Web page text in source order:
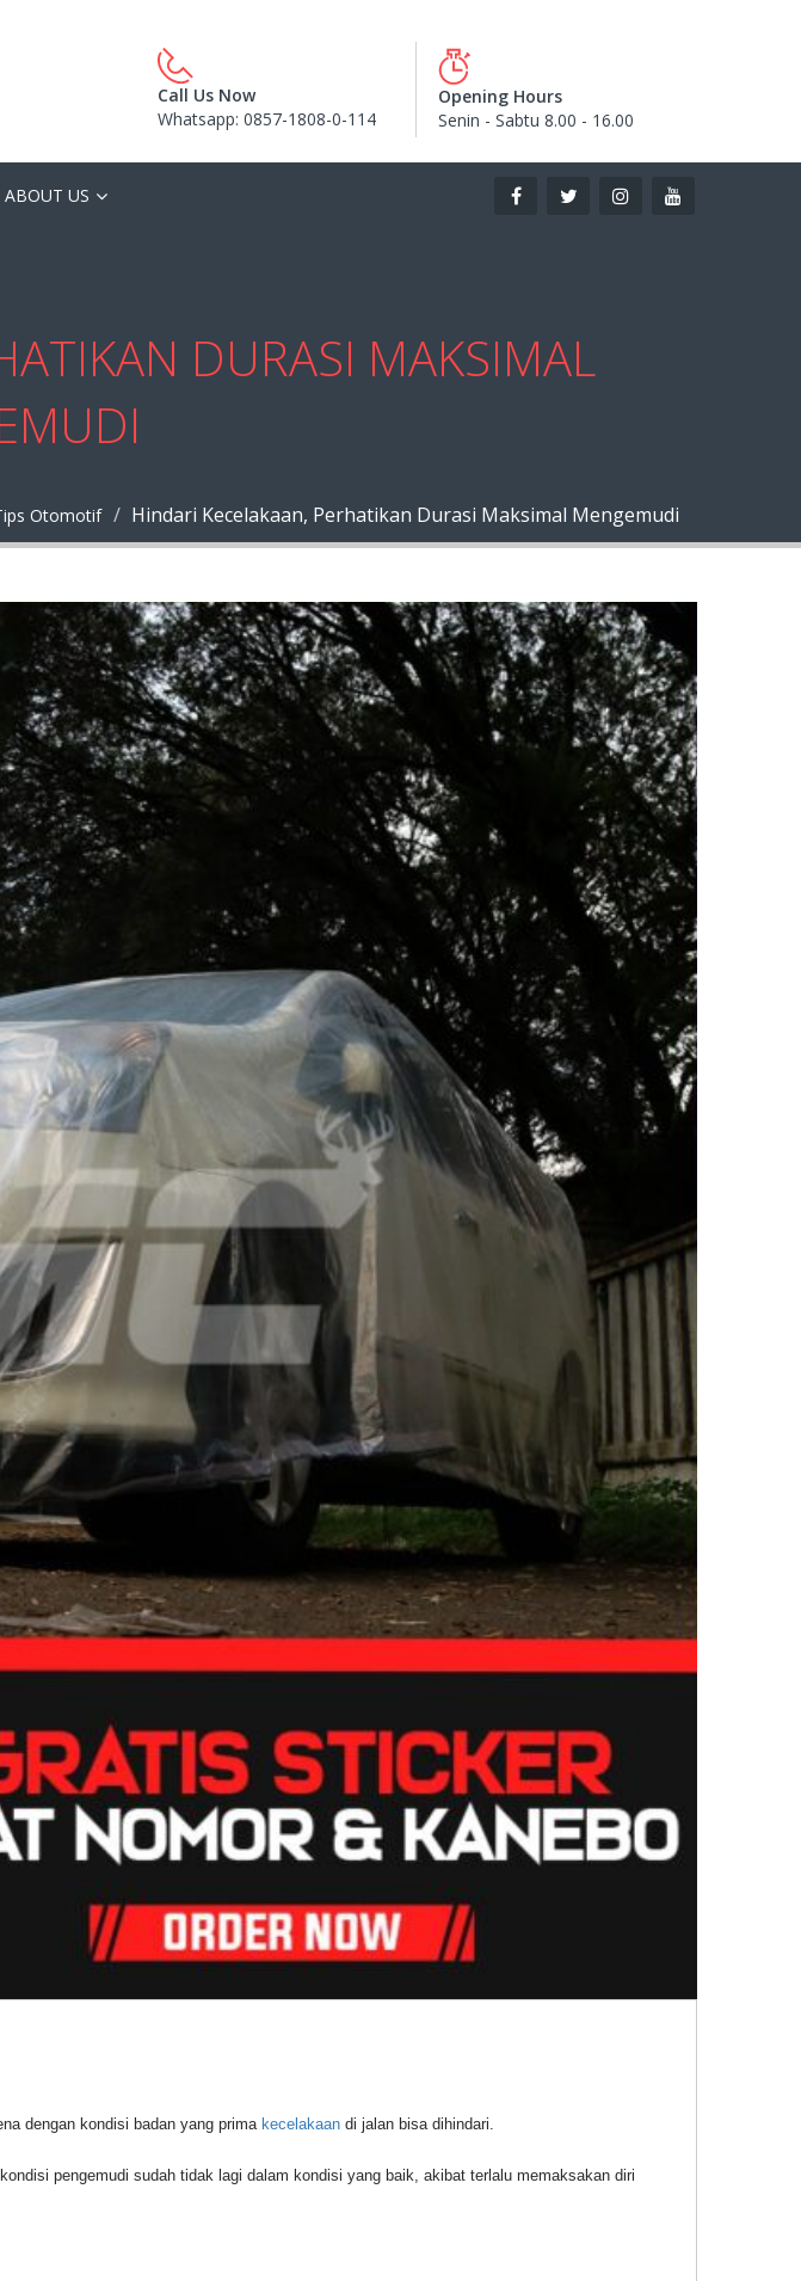
Call Us Now
Whatsapp: 0857-1808-0-114
Opening Hours
Senin - Sabtu 8.00 - 16.00
ABOUT US
DURASI MAKSIMAL
Otomotif Hindari Kecelakaan, Perhatikan Durasi Maksimal Mengemudi
dengan kondisi badan yang prima kecelakaan di jalan bisa dihindari.
pengemudi sudah tidak lagi dalam kondisi yang baik, akibat terlalu memaksakan diri